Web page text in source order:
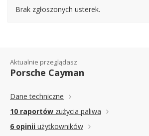
Brak zgłoszonych usterek.
Aktualnie przeglądasz
Porsche Cayman
Dane techniczne
10 raportów zużycia paliwa
6 opinii użytkowników